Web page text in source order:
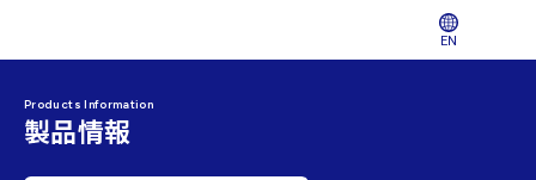
EN
Products Information
製品情報